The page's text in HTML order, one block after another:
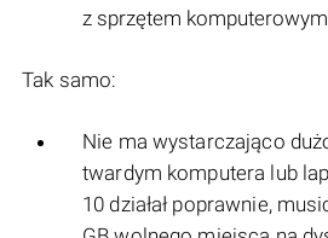
z sprzętem
Tak samo:
Nie ma wystarczająco
twardym komputera lub
10 działał poprawnie,